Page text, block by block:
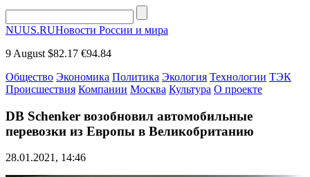
NUUS.RUНовости России и мира
9 August $82.17 €94.84
Общество Экономика Политика Экология Технологии ТЭК
Происшествия Компании Москва Культура О проекте
DB Schenker возобновил автомобильные
перевозки из Европы в Великобританию
28.01.2021, 14:46